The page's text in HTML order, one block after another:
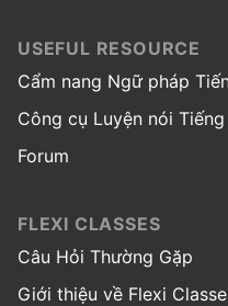
USEFUL RESOURCE
Cẩm nang Ngữ pháp
Công cụ Luyện nói Tiếng
Forum
FLEXI CLASSES
Câu Hỏi Thường Gặp
Giới thiệu về Flexi